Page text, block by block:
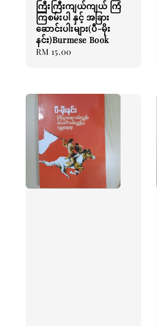
ကြီးကြီးကျယ်ကျယ် ကြံ
ကြစမ်းပါ နှင့် အခြား
ဆောင်းပါးများ(ပီ-မိုး
နင်း)Burmese Book
Regular
RM 15.00